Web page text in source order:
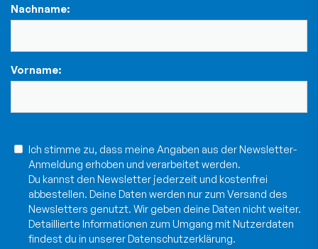
Nachname:
Vorname:
Ich stimme zu, dass meine Angaben aus der Newsletter-
Anmeldung erhoben und verarbeitet werden.
Du kannst den Newsletter jederzeit und kostenfrei
abbestellen. Deine Daten werden nur zum Versand des
Newsletters genutzt. Wir geben deine Daten nicht weiter.
Detaillierte Informationen zum Umgang mit Nutzerdaten
findest du in unsererDatenschutzerklärung.